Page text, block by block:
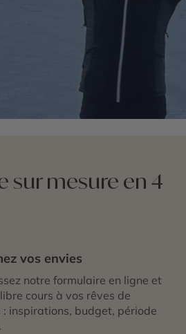
sur mesure en 4
vos envies
notre formulaire en ligne et
cours à vos rêves de
inspirations, budget, période